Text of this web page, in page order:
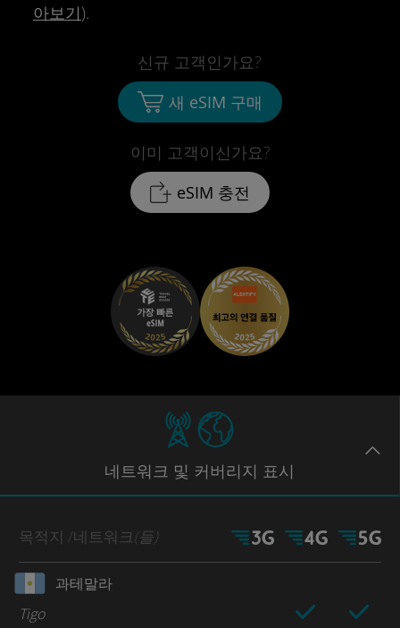
아보기).
이미 고객이신가요?
eSIM 충전
신규 고객인가요?
새 eSIM 구매
네트워크 및 커버리지 표시
목적지 /네트워크(들)
과테말라
Tigo